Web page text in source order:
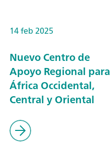
14 feb 2025
Nuevo Centro de
Apoyo Regional para
África Occidental,
Central y Oriental